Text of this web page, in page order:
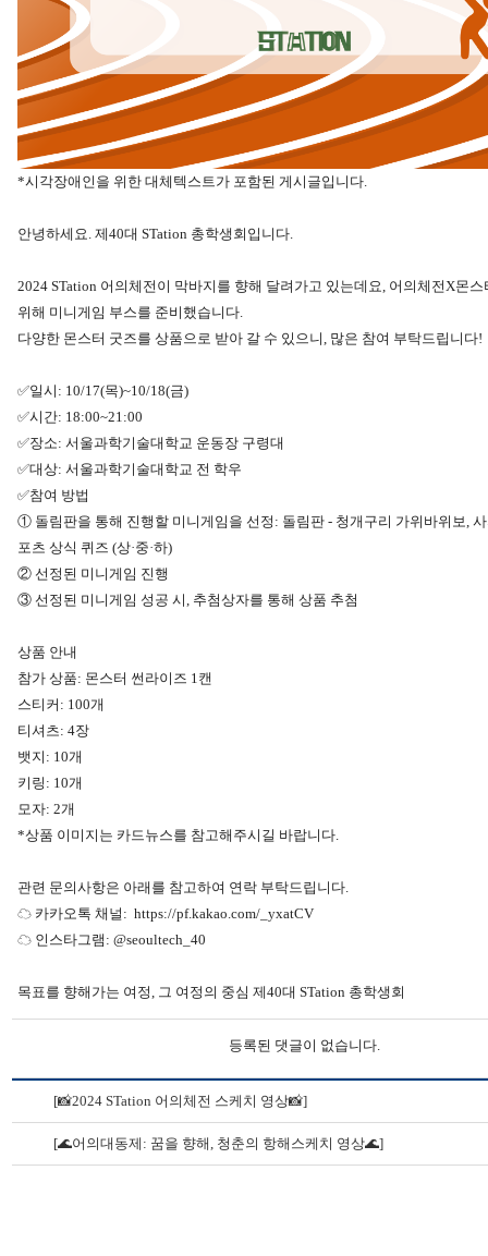
*시각장애인을 위한 대체텍스트가 포함된 게시글입니다.
안녕하세요. 제40대 STation 총학생회입니다.
2024 STation 어의체전이 막바지를 향해 달려가고 있는데요, 어의체전X몬
위해 미니게임 부스를 준비했습니다.
다양한 몬스터 굿즈를 상품으로 받아 갈 수 있으니, 많은 참여 부탁드립니다!
✅일시: 10/17(목)~10/18(금)
✅시간: 18:00~21:00
✅장소: 서울과학기술대학교 운동장 구령대
✅대상: 서울과학기술대학교 전 학우
✅참여 방법
① 돌림판을 통해 진행할 미니게임을 선정: 돌림판 - 청개구리 가위바위보,
포츠 상식 퀴즈 (상·중·하)
② 선정된 미니게임 진행
③ 선정된 미니게임 성공 시, 추첨상자를 통해 상품 추첨
상품 안내
참가 상품: 몬스터 썬라이즈 1캔
스티커: 100개
티셔츠: 4장
뱃지: 10개
키링: 10개
모자: 2개
*상품 이미지는 카드뉴스를 참고해주시길 바랍니다.
관련 문의사항은 아래를 참고하여 연락 부탁드립니다.
☁ 카카오톡 채널: https://pf.kakao.com/_yxatCV
☁ 인스타그램: @seoultech_40
목표를 향해가는 여정, 그 여정의 중심 제40대 STation 총학생회
등록된 댓글이 없습니다.
[️📸2024 STation 어의체전 스케치 영상📸]
[️🌊어의대동제: 꿈을 향해, 청춘의 항해스케치 영상🌊]